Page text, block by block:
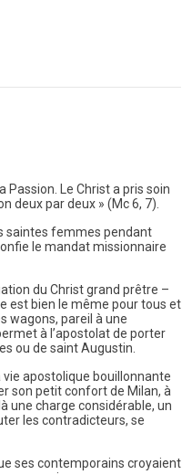
Le Christ a pris soin
deux par deux » (Mc 6, 7).
saintes femmes pendant
le mandat missionnaire
du Christ grand prêtre –
est bien le même pour tous et
wagons, pareil à une
à l’apostolat de porter
ou de saint Augustin.
apostolique bouillonnante
son petit confort de Milan, à
une charge considérable, un
les contradicteurs, se
ses contemporains croyaient